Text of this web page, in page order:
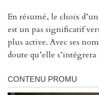
En résumé, le choix
est un pas significatif
plus active. Avec ses
doute qu’elle